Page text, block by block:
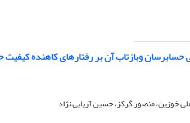
حسابرسان وبازتاب آن بر رفتارهای کاهنده
خوزین، منصور گرکز، حسین آریایی نژاد